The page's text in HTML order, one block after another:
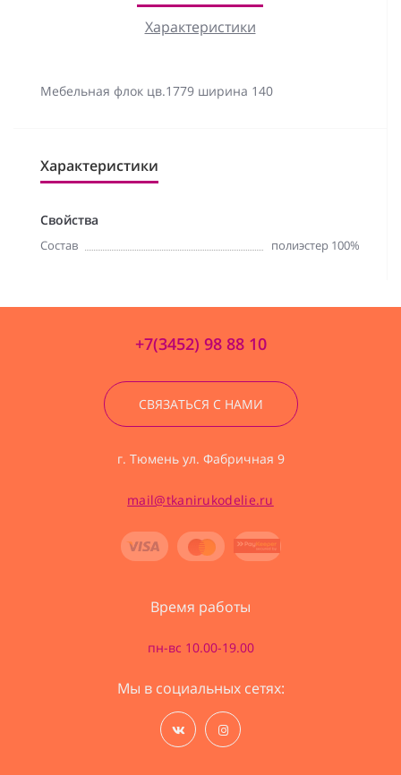
Характеристики
Мебельная флок цв.1779 ширина 140
Характеристики
Свойства
Состав полиэстер 100%
+7(3452) 98 88 10
СВЯЗАТЬСЯ С НАМИ
г. Тюмень ул. Фабричная 9
mail@tkanirukodelie.ru
Время работы
пн-вс 10.00-19.00
Мы в социальных сетях: